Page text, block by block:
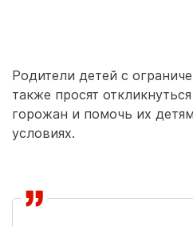
Родители детей с
также просят
горожан и помочь их
условиях.